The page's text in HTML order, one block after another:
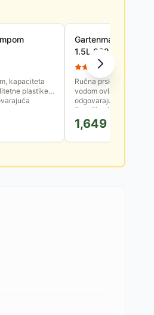
kapaciteta
plastike.
Gartenmax Ručna
1.5L 0322036
61
Ručna prskalica koja
vodom ovlažite vaše
odgovarajućim
štetočina i bolesti.
1,649